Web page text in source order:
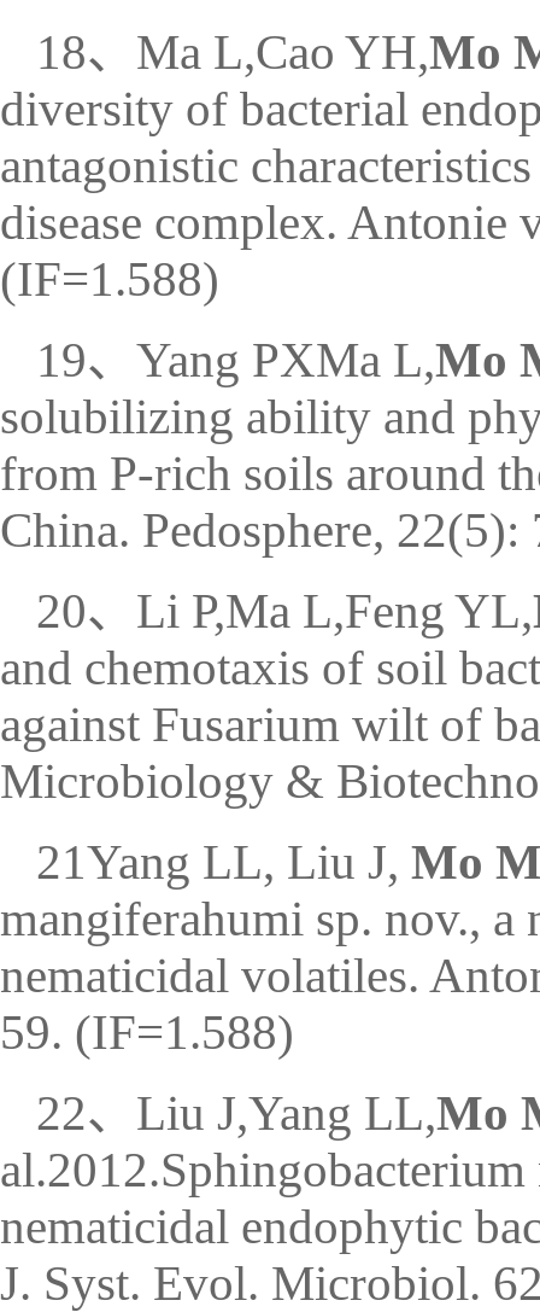
18、Ma L,Cao YH,Mo
diversity of bacterial
antagonistic
disease complex. Antonie
(IF=1.588)
19、Yang PXMa L,Mo
solubilizing ability and
from P-rich soils around
China. Pedosphere,
20、Li P,Ma L,Feng YL,
and chemotaxis of soil
against Fusarium wilt of
Microbiology &
21Yang LL, Liu J, Mo
mangiferahumi sp. nov.,
nematicidal volatiles.
59. (IF=1.588)
22、Liu J,Yang LL,Mo
al.2012.Sphingobacterium
nematicidal endophytic
J. Syst. Evol. Microbiol.